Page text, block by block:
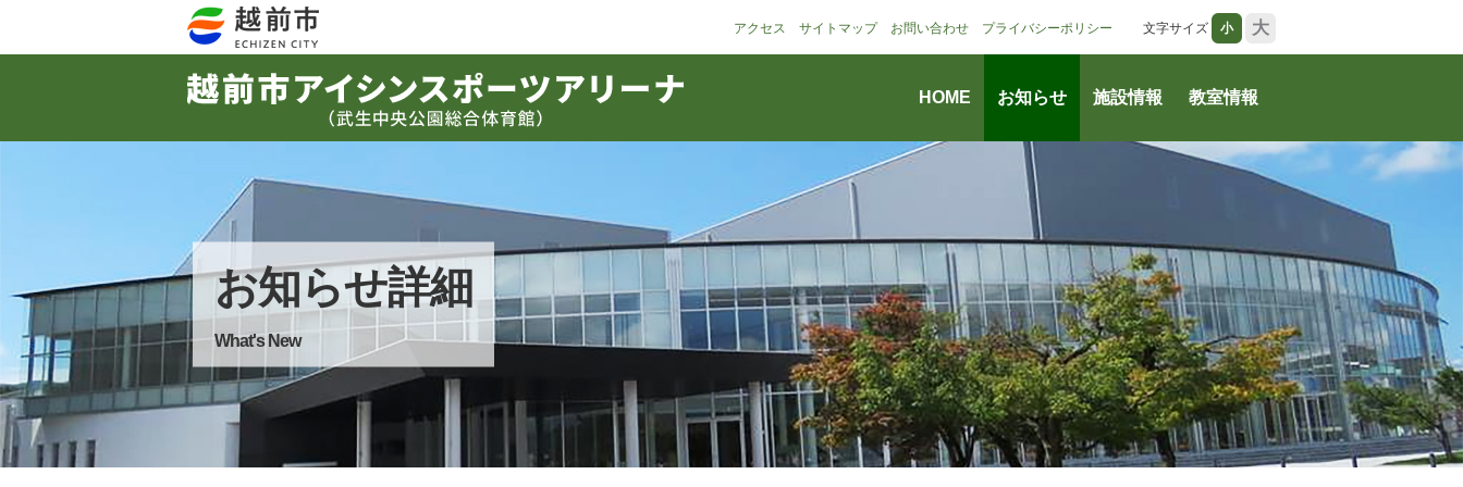
アクセス サイトマップ お問い合わせ プライバシーポリシー
HOME お知らせ 施設情報 教室情報
文字サイズ 小 大
お知らせ詳細
What's New